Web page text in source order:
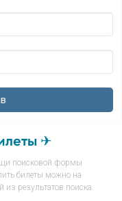
✈
поисковой формы
билеты можно на
результатов поиска.